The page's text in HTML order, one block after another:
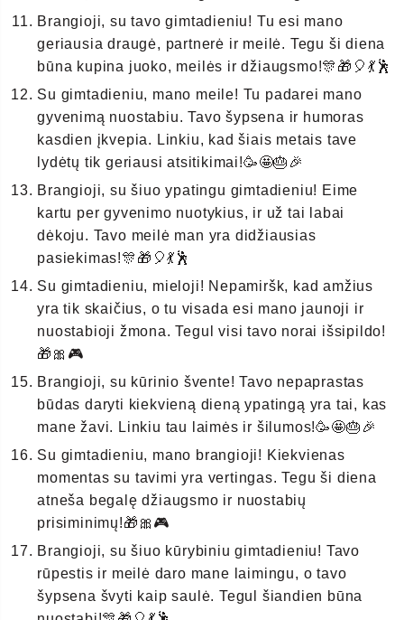
Brangioji, su tavo gimtadieniu! Tu esi mano
geriausia draugė, partnerė ir meilė. Tegu ši diena
būna kupina juoko, meilės ir džiaugsmo!🎊🎁🎈💃🕺
Su gimtadieniu, mano meile! Tu padarei mano
gyvenimą nuostabiu. Tavo šypsena ir humoras
kasdien įkvepia. Linkiu, kad šiais metais tave
lydėtų tik geriausi atsitikimai!🥳🤩🎂🎉
Brangioji, su šiuo ypatingu gimtadieniu! Eime
kartu per gyvenimo nuotykius, ir už tai labai
dėkoju. Tavo meilė man yra didžiausias
pasiekimas!🎊🎁🎈💃🕺
Su gimtadieniu, mieloji! Nepamiršk, kad amžius
yra tik skaičius, o tu visada esi mano jaunoji ir
nuostabioji žmona. Tegul visi tavo norai išsipildo!
🎁🎀🎮
Brangioji, su kūrinio švente! Tavo nepaprastas
būdas daryti kiekvieną dieną ypatingą yra tai, kas
mane žavi. Linkiu tau laimės ir šilumos!🥳🤩🎂🎉
Su gimtadieniu, mano brangioji! Kiekvienas
momentas su tavimi yra vertingas. Tegu ši diena
atneša begalę džiaugsmo ir nuostabių
prisiminimų!🎁🎀🎮
Brangioji, su šiuo kūrybiniu gimtadieniu! Tavo
rūpestis ir meilė daro mane laimingu, o tavo
šypsena švyti kaip saulė. Tegul šiandien būna